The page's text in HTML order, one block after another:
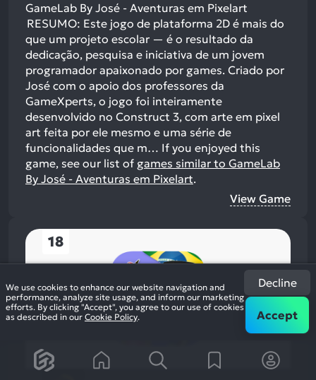
GameLab By José - Aventuras em Pixelart
RESUMO: Este jogo de plataforma 2D é mais do
que um projeto escolar — é o resultado da
dedicação, pesquisa e iniciativa de um jovem
programador apaixonado por games. Criado por
José com o apoio dos professores da
GameXperts, o jogo foi inteiramente
desenvolvido no Construct 3, com arte em pixel
art feita por ele mesmo e uma série de
funcionalidades que m… If you enjoyed this
game, see our list of games similar to GameLab
By José - Aventuras em Pixelart.
View Game
18
We use cookies to enhance our website navigation and
performance, analyze site usage, and inform our marketing
efforts. By clicking "Accept", you agree to our use of cookies
as described in our Cookie Policy.
Decline
Accept